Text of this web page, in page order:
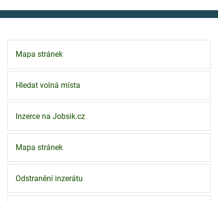
Mapa stránek
Hledat volná místa
Inzerce na Jobsik.cz
Mapa stránek
Odstranění inzerátu